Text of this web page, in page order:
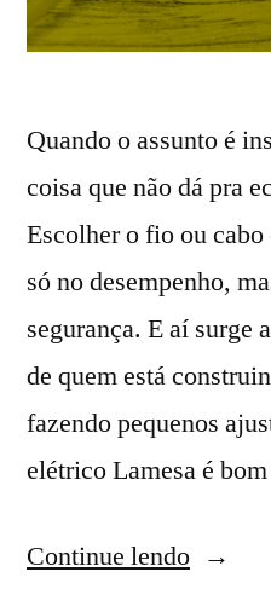
Quando o assunto é
coisa que não dá pra
Escolher o fio ou
só no desempenho,
segurança. E aí surge
de quem está
fazendo pequenos
elétrico Lamesa é
Continue lendo“Cabo